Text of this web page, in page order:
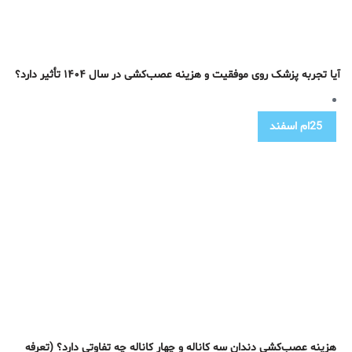
آیا تجربه پزشک روی موفقیت و هزینه عصب‌کشی در سال ۱۴۰۴ تأثیر دارد؟
25ام اسفند
هزینه عصب‌کشی دندان سه کاناله و چهار کاناله چه تفاوتی دارد؟ (تعرفه